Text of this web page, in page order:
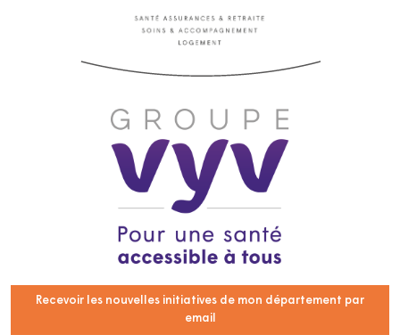
Recevoir les nouvelles initiatives de mon département par
email